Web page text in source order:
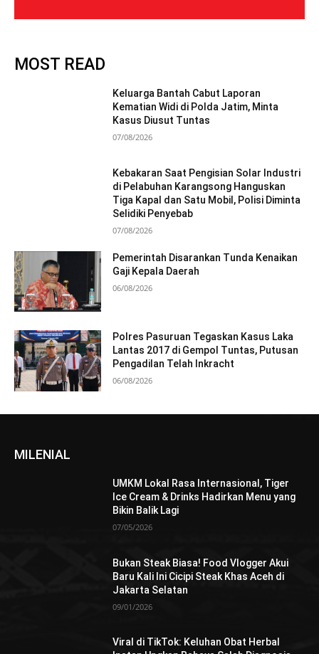
MOST READ
Keluarga Bantah Cabut Laporan
Kematian Widi di Polda Jatim, Minta
Kasus Diusut Tuntas
07/08/2026
Kebakaran Saat Pengisian Solar Industri
di Pelabuhan Karangsong Hanguskan
Tiga Kapal dan Satu Mobil, Polisi Diminta
Selidiki Penyebab
07/08/2026
Pemerintah Disarankan Tunda Kenaikan
Gaji Kepala Daerah
06/08/2026
Polres Pasuruan Tegaskan Kasus Laka
Lantas 2017 di Gempol Tuntas, Putusan
Pengadilan Telah Inkracht
06/08/2026
MILENIAL
UMKM Lokal Rasa Internasional, Tiger
Ice Cream & Drinks Hadirkan Menu yang
Bikin Balik Lagi
07/05/2026
Bukan Steak Biasa! Food Vlogger Akui
Baru Kali Ini Cicipi Steak Khas Aceh di
Jakarta Selatan
09/01/2026
Viral di TikTok: Keluhan Obat Herbal